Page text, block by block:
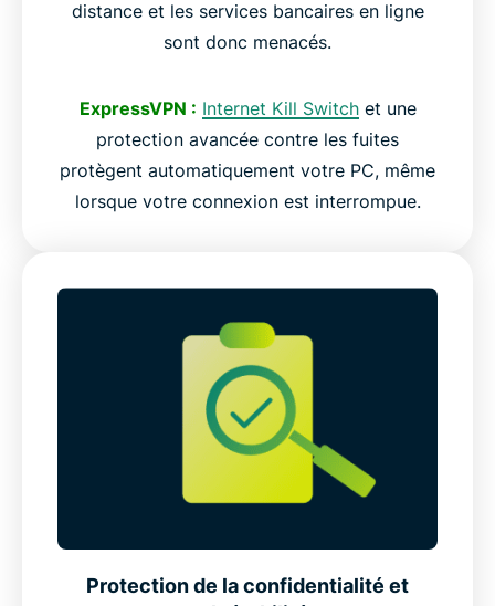
distance et les services bancaires en ligne
sont donc menacés.
ExpressVPN : Internet Kill Switchet une
protection avancée contre les fuites
protègent automatiquement votre PC, même
lorsque votre connexion est interrompue.
Protection de la confidentialité et